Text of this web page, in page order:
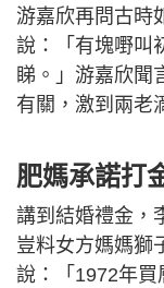
游嘉欣再問古時
說：「有塊嘢叫
睇。」游嘉欣聞
有關，激到兩老
肥媽承諾打
講到結婚禮金，
豈料女方媽媽獅
說：「1972年買